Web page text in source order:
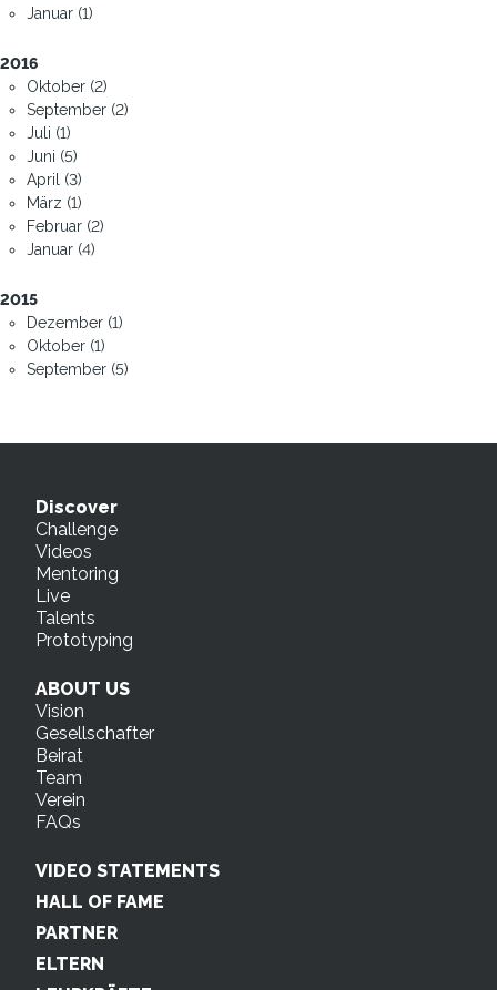
Januar (1)
2016
Oktober (2)
September (2)
Juli (1)
Juni (5)
April (3)
März (1)
Februar (2)
Januar (4)
2015
Dezember (1)
Oktober (1)
September (5)
Discover
Challenge
Videos
Mentoring
Live
Talents
Prototyping
ABOUT US
Vision
Gesellschafter
Beirat
Team
Verein
FAQs
VIDEO STATEMENTS
HALL OF FAME
PARTNER
ELTERN